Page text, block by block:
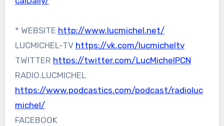
* WEBSITE http://www.lucmichel.net/
LUCMICHEL-TV https://vk.com/lucmicheltv
TWITTER https://twitter.com/LucMichelPCN
RADIO.LUCMICHEL
https://www.podcastics.com/podcast/radioluc
michel/
FACEBOOK